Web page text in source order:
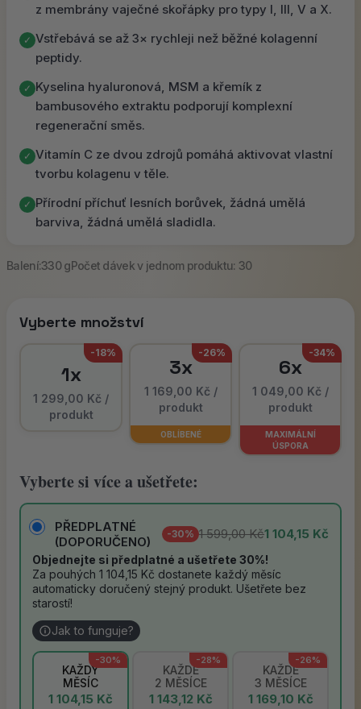
z membrány vaječné skořápky pro typy I, III, V a X.
✓ Vstřebává se až 3× rychleji než běžné kolagenní
peptidy.
✓ Kyselina hyaluronová, MSM a křemík z
bambusového extraktu podporují komplexní
regenerační směs.
✓ Vitamín C ze dvou zdrojů pomáhá aktivovat vlastní
tvorbu kolagenu v těle.
✓ Přírodní příchuť lesních borůvek, žádná umělá
barviva, žádná umělá sladidla.
Balení:330 gPočet dávek v jednom produktu: 30
Vyberte množství
-18%
1x
1 299,00 Kč /
produkt
-26%
3x
1 169,00 Kč /
produkt
OBLÍBENÉ
-34%
6x
1 049,00 Kč /
produkt
MAXIMÁLNÍ
ÚSPORA
Vyberte si více a ušetřete:
PŘEDPLATNÉ
(DOPORUČENO)
-30% 1 599,00 Kč1 104,15 Kč
Objednejte si předplatné a ušetřete 30%!
Za pouhých 1 104,15 Kč dostanete každý měsíc
automaticky doručený stejný produkt. Ušetřete bez
starostí!
Jak to funguje?
-30%
KAŽDÝ
MĚSÍC
1 104,15 Kč
-28%
KAŽDÉ
2 MĚSÍCE
1 143,12 Kč
-26%
KAŽDÉ
3 MĚSÍCE
1 169,10 Kč